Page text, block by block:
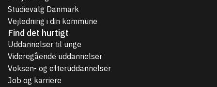
Studievalg Danmark
Vejledning i din kommune
Find det hurtigt
Uddannelser til unge
Videregående uddannelser
Voksen- og efteruddannelser
Job og karriere